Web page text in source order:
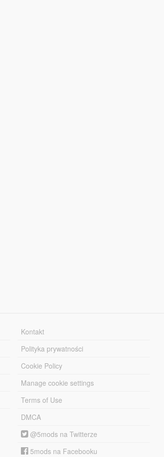
Kontakt
Polityka prywatności
Cookie Policy
Manage cookie settings
Terms of Use
DMCA
@5mods na Twitterze
5mods na Facebooku